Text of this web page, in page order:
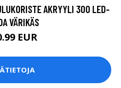
AKRYYLI 300 LED-
VÄRIKÄS
EUR